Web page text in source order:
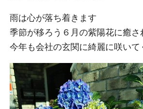
雨は心が落ち着きます
季節が移ろう６月の紫陽花に癒さ
今年も会社の玄関に綺麗に咲いて